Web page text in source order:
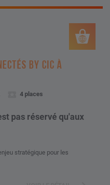
BY CIC À
4 places
pas réservé qu'aux
stratégique pour les